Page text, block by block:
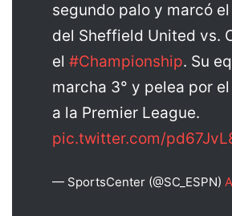
segundo palo y marcó
del Sheffield United vs.
el #Championship. Su
marcha 3° y pelea por el
a la Premier League.
pic.twitter.com/
— SportsCenter (@SC_ESPN)